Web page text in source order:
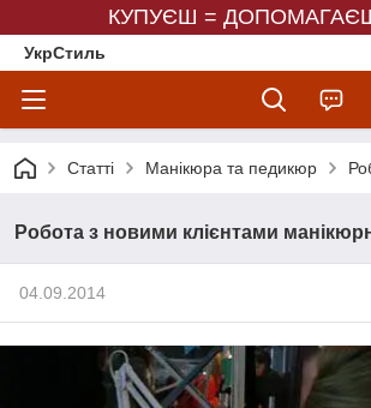
КУПУЄШ =
УкрСтиль
Статті Манікюра та педикюр
Робота з новими клієнтами
04.09.2014